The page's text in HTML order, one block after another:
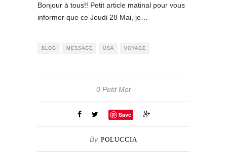
Bonjour à tous!! Petit article matinal pour vous
informer que ce Jeudi 28 Mai, je…
BLOG MESSAGE USA VOYAGE
0 Petit Mot
Save
By POLUCCIA